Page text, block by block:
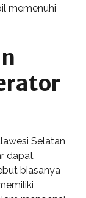
memenuhi
Selatan
dapat
biasanya